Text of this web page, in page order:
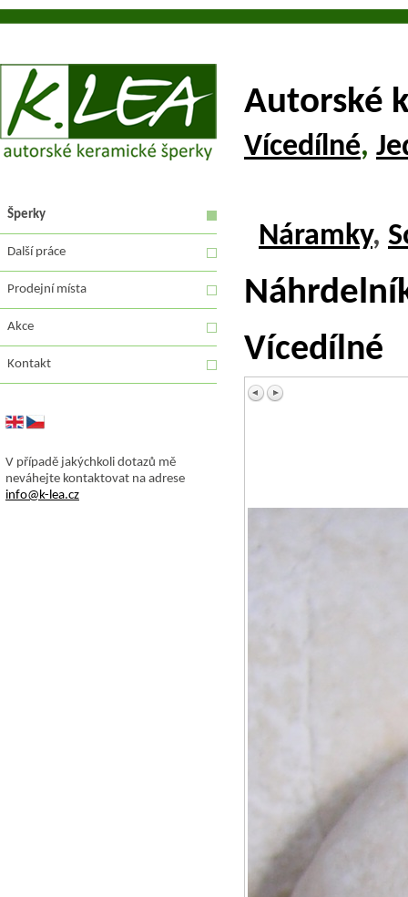
Šperky
Další práce
Prodejní místa
Akce
Kontakt
V případě jakýchkoli dotazů mě
neváhejte kontaktovat na adrese
info@k-lea.cz
Autorské
Vícedílné,
Náramky,
Vícedílné